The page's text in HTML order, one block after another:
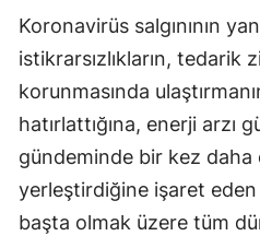
Koronavirüs salgınının
istikrarsızlıkların, tedarik
korunmasında
hatırlattığına, enerji arzı
gündeminde bir kez daha
yerleştirdiğine işaret
başta olmak üzere tüm